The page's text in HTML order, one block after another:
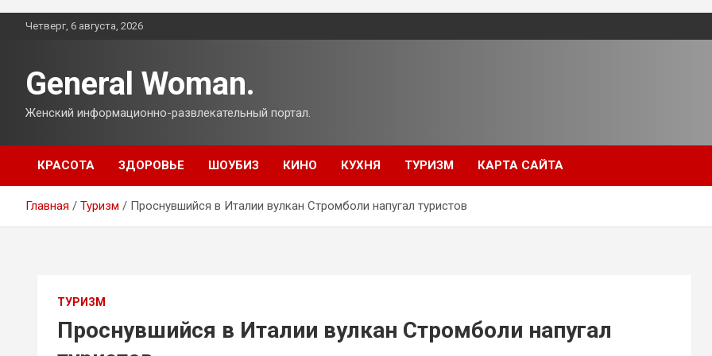
ПерейтиЧетверг, 6 августа, 2026
General Woman.
Женский информационно-развлекательный портал.
КРАСОТА ЗДОРОВЬЕ ШОУБИЗ КИНО КУХНЯ ТУРИЗМ КАРТА САЙТА
Главная Туризм Проснувшийся в Италии вулкан Стромболи напугал туристов
ТУРИЗМ
Проснувшийся в Италии вулкан Стромболи напугал